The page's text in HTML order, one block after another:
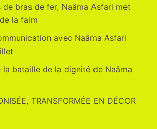
bras de fer, Naâma Asfari met
la faim
avec Naâma Asfari
la bataille de la dignité de Naâma
TRANSFORMÉE EN DÉCOR